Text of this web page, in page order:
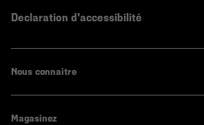
Declaration d'accessibilité
Nous connaitre
Magasinez